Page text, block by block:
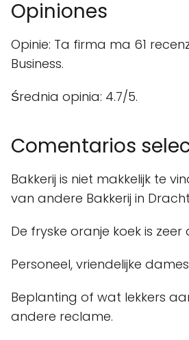
Opiniones
Opinie: Ta firma ma 61
Business.
Średnia opinia: 4.7/5.
Comentarios
Bakkerij is niet makkelijk te
van andere Bakkerij in
De fryske oranje koek is
Personeel, vriendelijke dames
Beplanting of wat lekkers
andere reclame.